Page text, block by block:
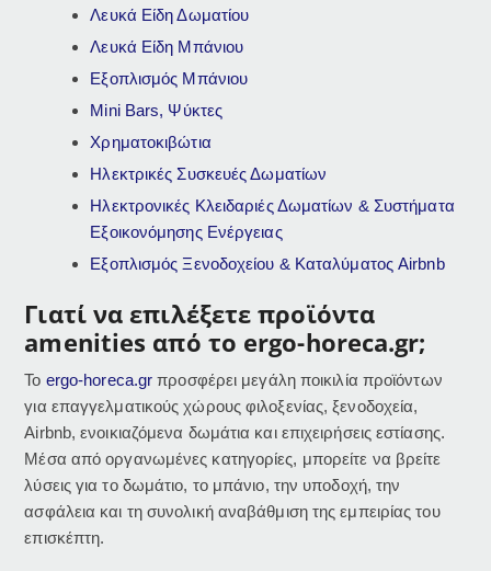
Λευκά Είδη Δωματίου
Λευκά Είδη Μπάνιου
Εξοπλισμός Μπάνιου
Mini Bars, Ψύκτες
Χρηματοκιβώτια
Ηλεκτρικές Συσκευές Δωματίων
Ηλεκτρονικές Κλειδαριές Δωματίων & Συστήματα
Εξοικονόμησης Ενέργειας
Εξοπλισμός Ξενοδοχείου & Καταλύματος Airbnb
Γιατί να επιλέξετε προϊόντα
amenities από το ergo-horeca.gr;
Το ergo-horeca.gr προσφέρει μεγάλη ποικιλία προϊόντων
για επαγγελματικούς χώρους φιλοξενίας, ξενοδοχεία,
Airbnb, ενοικιαζόμενα δωμάτια και επιχειρήσεις εστίασης.
Μέσα από οργανωμένες κατηγορίες, μπορείτε να βρείτε
λύσεις για το δωμάτιο, το μπάνιο, την υποδοχή, την
ασφάλεια και τη συνολική αναβάθμιση της εμπειρίας του
επισκέπτη.